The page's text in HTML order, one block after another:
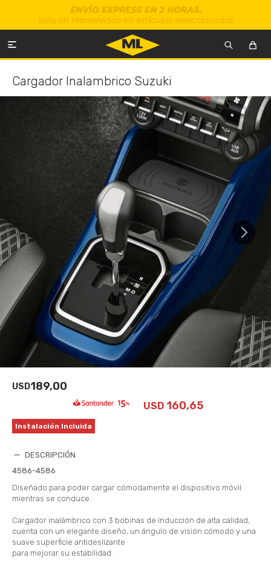

Cargador Inalambrico Suzuki
USD189,00
USD 160,65
Instalación Incluida
DESCRIPCIÓN
4586-4586
Diseñado para poder cargar cómodamente el dispositivo móvil
mientras se conduce.
Cargador inalámbrico con 3 bobinas de inducción de alta calidad,
cuenta con un elegante diseño, un ángulo de visión cómodo y una
suave superficie antideslizante
para mejorar su estabilidad.